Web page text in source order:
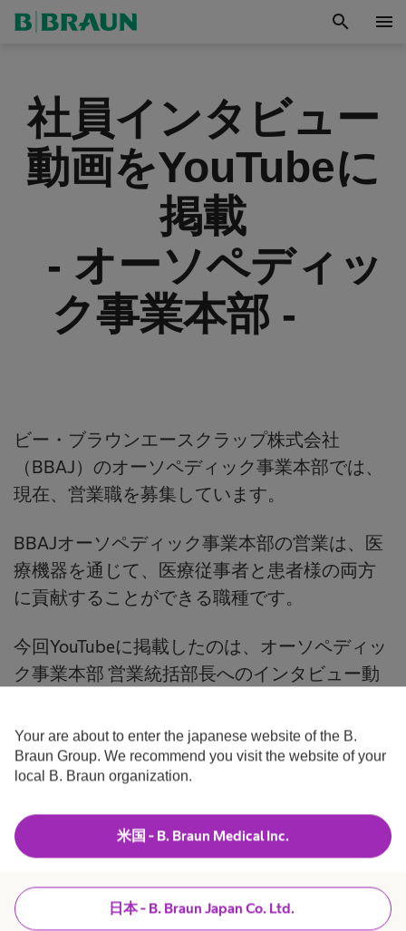
Your are about to enter the japanese website of the B.
Braun Group. We recommend you visit the website of your
local B. Braun organization.
米国 - B. Braun Medical Inc.
日本 - B. Braun Japan Co. Ltd.
search menu
社員インタビュー
動画をYouTubeに
掲載
- オーソペディッ
ク事業本部 -
ビー・ブラウンエースクラップ株式会社
（BBAJ）のオーソペディック事業本部では、
現在、営業職を募集しています。
BBAJオーソペディック事業本部の営業は、医
療機器を通じて、医療従事者と患者様の両方
に貢献することができる職種です。
今回YouTubeに掲載したのは、オーソペディッ
ク事業本部 営業統括部長へのインタビュー動
ーで働くメリット、組織内でのキャリアパス
などについての紹介で構成されています。是
非、ご高覧の上、ご応募をお待ちしておりま
す。
YouTubeはこちら
キャリアサイト（グローバル）はこちら